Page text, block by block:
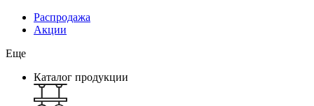
Распродажа
Акции
Еще
Каталог продукции